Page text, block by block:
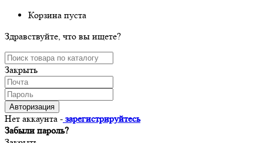
Корзина пуста
Здравствуйте, что вы ищете?
Закрыть
Авторизация
Нет аккаунта - зарегистрируйтесь
Забыли пароль?